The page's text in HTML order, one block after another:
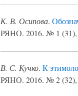
К. В. Осипова.
РЯНО. 2016. № 1 (31),
В. С. Кучко. К
РЯНО. 2016. № 2 (32),